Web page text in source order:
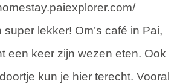
lekker! Om’s café in Pai,
een keer zijn wezen eten. Ook
kun je hier terecht. Vooral